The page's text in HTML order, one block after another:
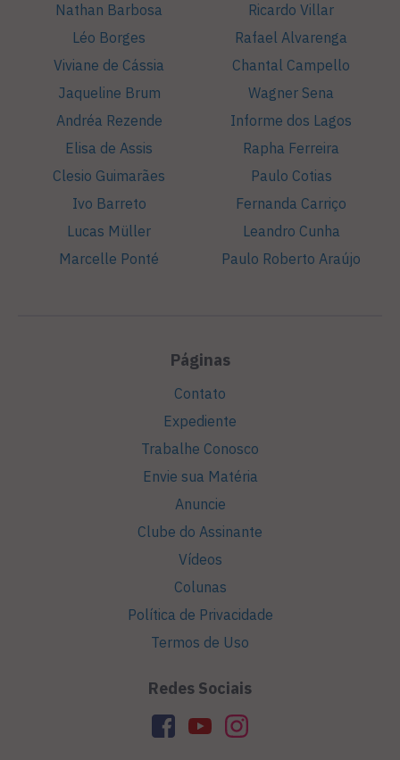
Nathan Barbosa
Léo Borges
Viviane de Cássia
Jaqueline Brum
Andréa Rezende
Elisa de Assis
Clesio Guimarães
Ivo Barreto
Lucas Müller
Marcelle Ponté
Ricardo Villar
Rafael Alvarenga
Chantal Campello
Wagner Sena
Informe dos Lagos
Rapha Ferreira
Paulo Cotias
Fernanda Carriço
Leandro Cunha
Paulo Roberto Araújo
Páginas
Contato
Expediente
Trabalhe Conosco
Envie sua Matéria
Anuncie
Clube do Assinante
Vídeos
Colunas
Política de Privacidade
Termos de Uso
Redes Sociais